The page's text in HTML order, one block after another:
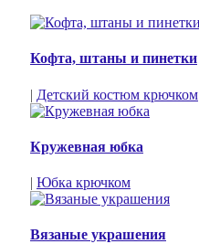
Кофта, штаны и пинетки
| Детский костюм крючком
Кружевная юбка
| Юбка крючком
Вязаные украшения